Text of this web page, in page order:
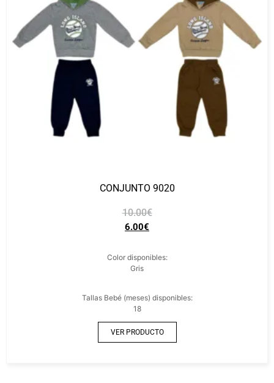
CONJUNTO 9020
10.00€
6.00€
Color disponibles:
Gris
Tallas Bebé (meses) disponibles:
18
VER PRODUCTO